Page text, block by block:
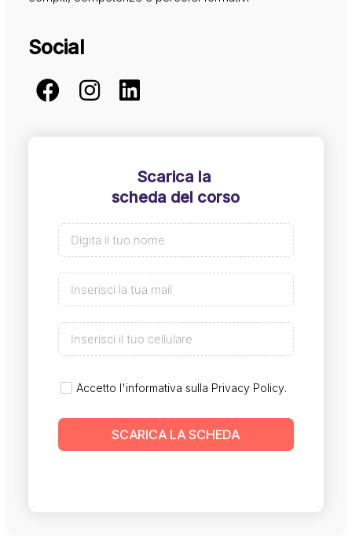
Social
Scarica la
scheda del corso
Accetto l'informativa sulla Privacy Policy.
SCARICA LA SCHEDA